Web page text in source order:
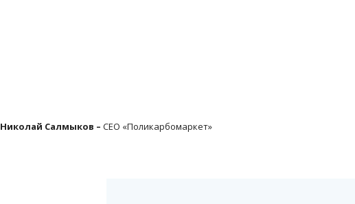
Николай Салмыков –CEO «Поликарбомаркет»